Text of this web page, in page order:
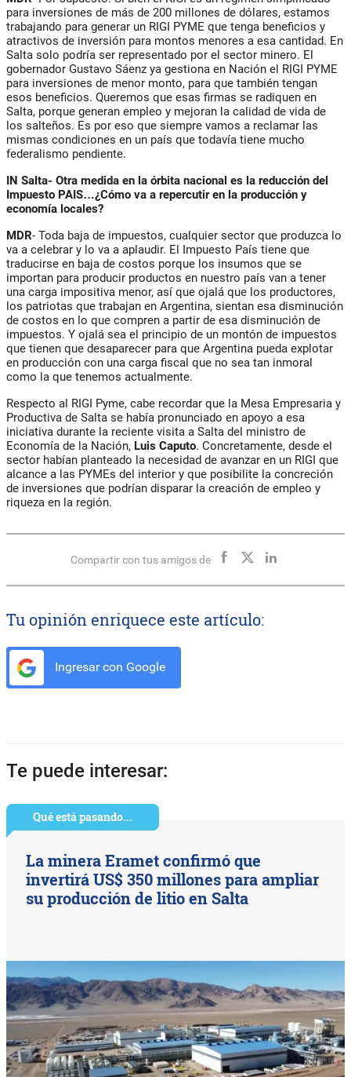
para inversiones de más de 200 millones de dólares, estamos
trabajando para generar un RIGI PYME que tenga beneficios y
atractivos de inversión para montos menores a esa cantidad. En
Salta solo podría ser representado por el sector minero. El
gobernador Gustavo Sáenz ya gestiona en Nación el RIGI PYME
para inversiones de menor monto, para que también tengan
esos beneficios. Queremos que esas firmas se radiquen en
Salta, porque generan empleo y mejoran la calidad de vida de
los salteños. Es por eso que siempre vamos a reclamar las
mismas condiciones en un país que todavía tiene mucho
federalismo pendiente.
IN Salta- Otra medida en la órbita nacional es la reducción del
Impuesto PAIS…¿Cómo va a repercutir en la producción y
economía locales?
MDR- Toda baja de impuestos, cualquier sector que produzca lo
va a celebrar y lo va a aplaudir. El Impuesto País tiene que
traducirse en baja de costos porque los insumos que se
importan para producir productos en nuestro país van a tener
una carga impositiva menor, así que ojalá que los productores,
los patriotas que trabajan en Argentina, sientan esa disminución
de costos en lo que compren a partir de esa disminución de
impuestos. Y ojalá sea el principio de un montón de impuestos
que tienen que desaparecer para que Argentina pueda explotar
en producción con una carga fiscal que no sea tan inmoral
como la que tenemos actualmente.
Respecto al RIGI Pyme, cabe recordar que la Mesa Empresaria y
Productiva de Salta se había pronunciado en apoyo a esa
iniciativa durante la reciente visita a Salta del ministro de
Economía de la Nación, Luis Caputo. Concretamente, desde el
sector habían planteado la necesidad de avanzar en un RIGI que
alcance a las PYMEs del interior y que posibilite la concreción
de inversiones que podrían disparar la creación de empleo y
riqueza en la región.
Compartir con tus amigos de
Tu opinión enriquece este artículo:
Ingresar con Google
Te puede interesar:
Qué está pasando...
La minera Eramet confirmó que
invertirá US$ 350 millones para ampliar
su producción de litio en Salta